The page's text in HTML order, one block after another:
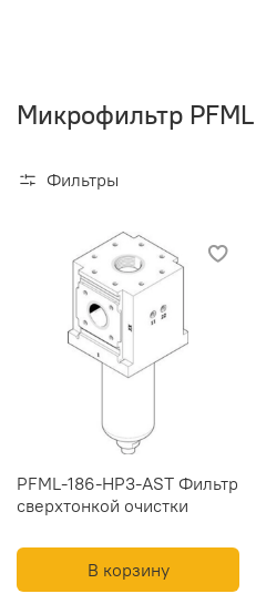
Микрофильтр PFML
Фильтры
PFML-186-HP3-AST Фильтр
сверхтонкой очистки
В корзину